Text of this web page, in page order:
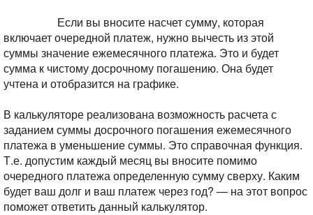
Если вы вносите насчет сумму, которая
включает очередной платеж, нужно вычесть из этой
суммы значение ежемесячного платежа. Это и будет
сумма к чистому досрочному погашению. Она будет
учтена и отобразится на графике.
В калькуляторе реализована возможность расчета с
заданием суммы досрочного погашения ежемесячного
платежа в уменьшение суммы. Это справочная функция.
Т.е. допустим каждый месяц вы вносите помимо
очередного платежа определенную сумму сверху. Каким
будет ваш долг и ваш платеж через год? — на этот вопрос
поможет ответить данный калькулятор.